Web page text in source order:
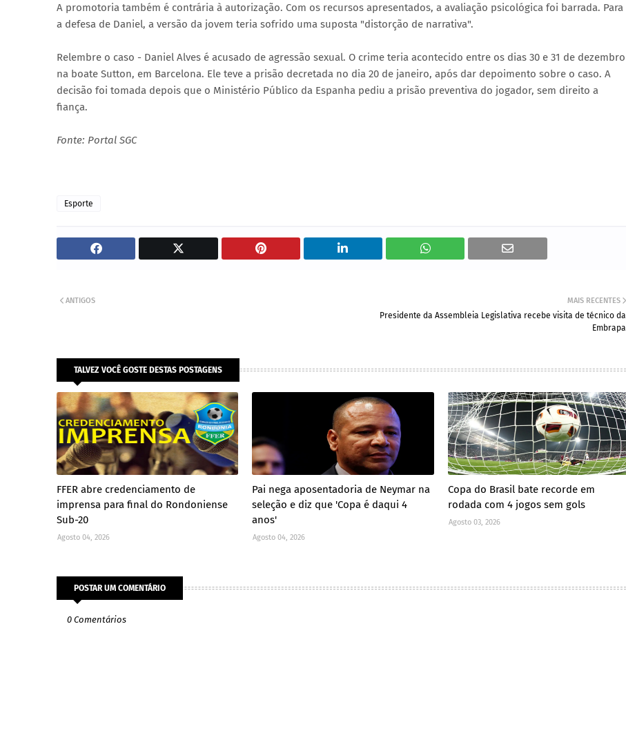
A promotoria também é contrária à autorização. Com os recursos apresentados, a avaliação psicológica foi barrada. Para
a defesa de Daniel, a versão da jovem teria sofrido uma suposta "distorção de narrativa".
Relembre o caso - Daniel Alves é acusado de agressão sexual. O crime teria acontecido entre os dias 30 e 31 de dezembro
na boate Sutton, em Barcelona. Ele teve a prisão decretada no dia 20 de janeiro, após dar depoimento sobre o caso. A
decisão foi tomada depois que o Ministério Público da Espanha pediu a prisão preventiva do jogador, sem direito a
fiança.
Fonte: Portal SGC
Esporte
MAIS RECENTES
Presidente da Assembleia Legislativa recebe visita de técnico da
Embrapa
ANTIGOS
TALVEZ VOCÊ GOSTE DESTAS POSTAGENS
FFER abre credenciamento de
imprensa para final do Rondoniense
Sub-20
Agosto 04, 2026
Pai nega aposentadoria de Neymar na
seleção e diz que 'Copa é daqui 4
anos'
Agosto 04, 2026
Copa do Brasil bate recorde em
rodada com 4 jogos sem gols
Agosto 03, 2026
POSTAR UM COMENTÁRIO
0 Comentários